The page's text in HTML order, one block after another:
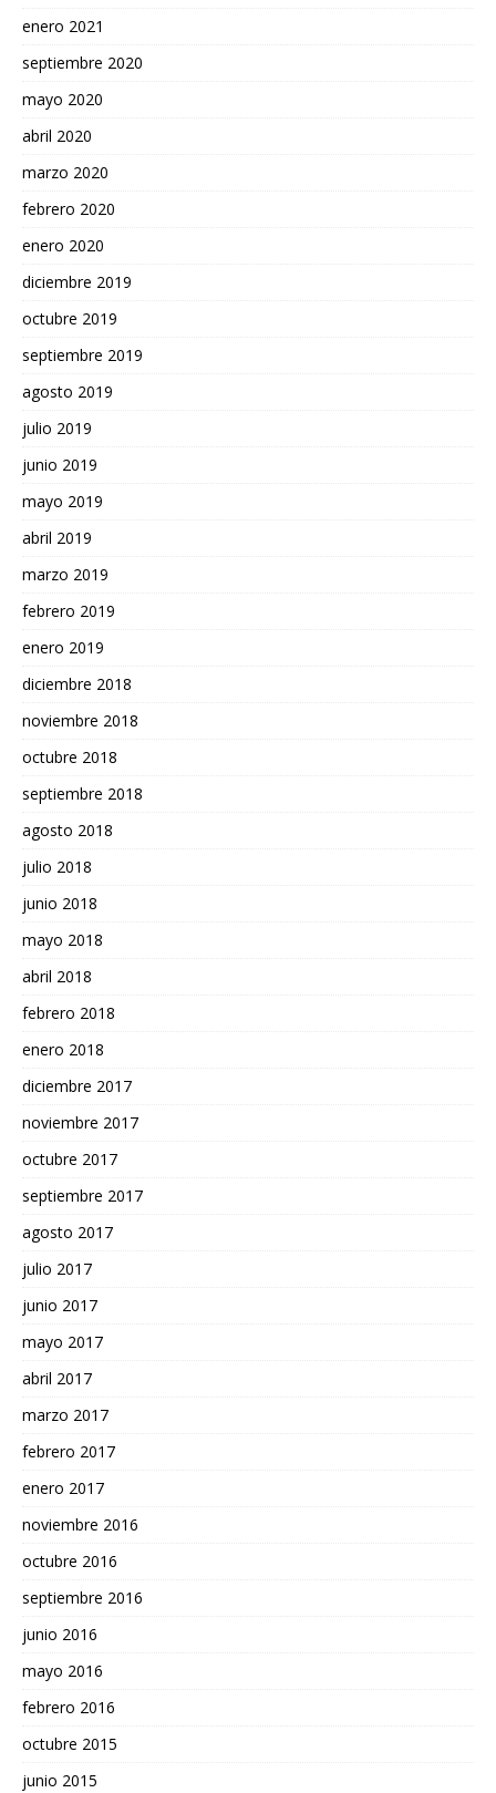
enero 2021
septiembre 2020
mayo 2020
abril 2020
marzo 2020
febrero 2020
enero 2020
diciembre 2019
octubre 2019
septiembre 2019
agosto 2019
julio 2019
junio 2019
mayo 2019
abril 2019
marzo 2019
febrero 2019
enero 2019
diciembre 2018
noviembre 2018
octubre 2018
septiembre 2018
agosto 2018
julio 2018
junio 2018
mayo 2018
abril 2018
febrero 2018
enero 2018
diciembre 2017
noviembre 2017
octubre 2017
septiembre 2017
agosto 2017
julio 2017
junio 2017
mayo 2017
abril 2017
marzo 2017
febrero 2017
enero 2017
noviembre 2016
octubre 2016
septiembre 2016
junio 2016
mayo 2016
febrero 2016
octubre 2015
junio 2015